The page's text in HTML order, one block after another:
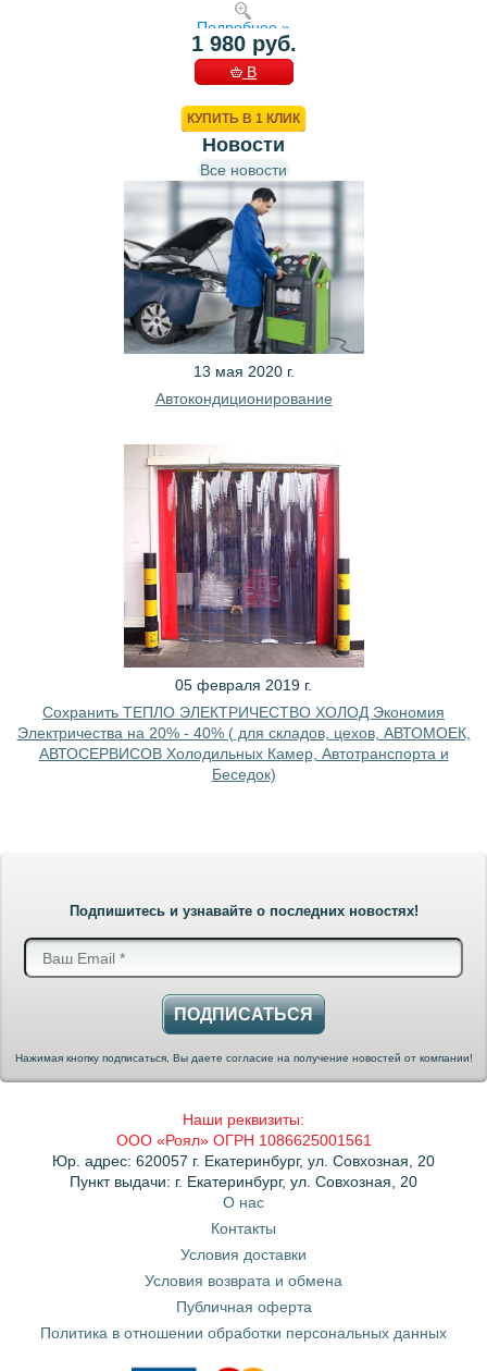
Подробнее »
1 980 руб.
В
КУПИТЬ В 1 КЛИК
Новости
Все новости
13 мая 2020 г.
Автокондиционирование
05 февраля 2019 г.
Сохранить ТЕПЛО ЭЛЕКТРИЧЕСТВО ХОЛОД Экономия
Электричества на 20% - 40% ( для складов, цехов, АВТОМОЕК,
АВТОСЕРВИСОВ Холодильных Камер, Автотранспорта и
Беседок)
Подпишитесь и узнавайте о последних новостях!
ПОДПИСАТЬСЯ
Нажимая кнопку подписаться, Вы даете согласие на получение новостей от компании!
Наши реквизиты:
ООО «Роял» ОГРН 1086625001561
Юр. адрес: 620057 г. Екатеринбург, ул. Совхозная, 20
Пункт выдачи: г. Екатеринбург, ул. Совхозная, 20
О нас
Контакты
Условия доставки
Условия возврата и обмена
Публичная оферта
Политика в отношении обработки персональных данных